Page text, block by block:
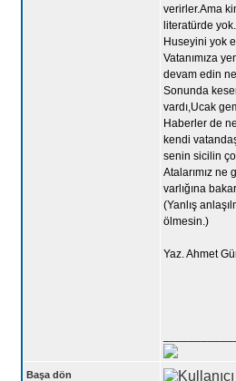
verirler.Ama
literatürde
Huseyini yok
Vatanımıza
devam edin
Sonunda
vardı,Ucak
Haberler de
kendi
senin sicilin
Atalarımız ne
varlığına
(Yanlış
ölmesin.)
Yaz. Ahmet
Başa dön